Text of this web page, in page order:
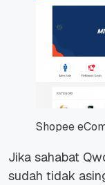
Shopee
Jika sahabat
sudah tidak